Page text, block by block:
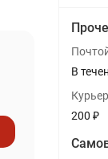
В
200 ₽